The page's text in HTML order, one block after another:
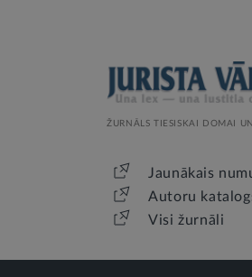
ŽURNĀLS TIESISKAI DOMAI UN
Jaunākais
Autoru
Visi žurnāli